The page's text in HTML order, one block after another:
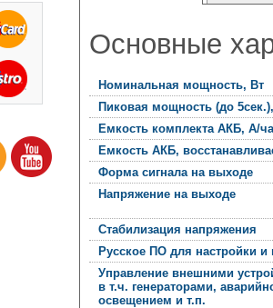
Основные
Номинальная мощность, Вт
Пиковая мощность (до
Емкость комплекта АКБ, А/
Емкость АКБ,
Форма сигнала на выходе
Напряжение на выходе
Стабилизация напряжения
Русское ПО для настройки и
Управление внешними
в т.ч. генераторами,
освещением и т.п.